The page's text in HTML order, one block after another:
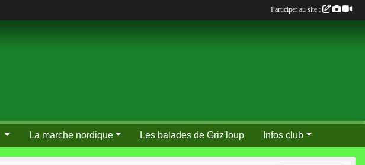
La marche nordique Les balades de Griz'loup Infos club
Participer au site :